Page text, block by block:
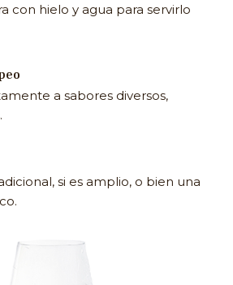
con hielo y agua para servirlo
a sabores diversos,
si es amplio, o bien una